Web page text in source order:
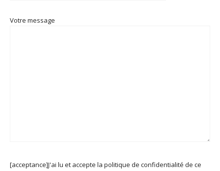
Votre message
[acceptance]J'ai lu et accepte la politique de confidentialité de ce